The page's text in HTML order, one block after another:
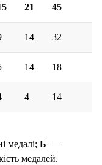
21 45
14 32
14 18
4 14
медалі; Б —
медалей.